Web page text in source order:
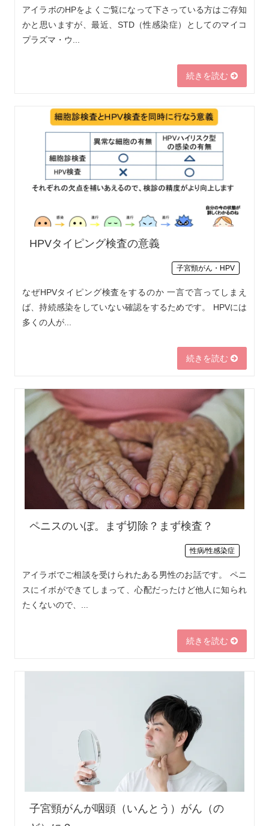
アイラボのHPをよくご覧になって下さっている方はご存知
かと思いますが、最近、STD（性感染症）としてのマイコ
プラズマ・ウ...
続きを読む
HPVタイピング検査の意義
子宮頸がん・HPV
なぜHPVタイピング検査をするのか 一言で言ってしまえ
ば、持続感染をしていない確認をするためです。 HPVには
多くの人が...
続きを読む
ペニスのいぼ。まず切除？まず検査？
性病/性感染症
アイラボでご相談を受けられたある男性のお話です。 ペニ
スにイボができてしまって、心配だったけど他人に知られ
たくないので、...
続きを読む
子宮頸がんが咽頭（いんとう）がん（の